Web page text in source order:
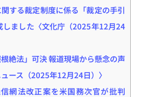
する裁定制度に係る「裁定の手引
しました〈文化庁（2025年12月24
根絶法」可決 報道現場から懸念の声
ース（2025年12月24日）〉
網法改正案を米国務次官が批判